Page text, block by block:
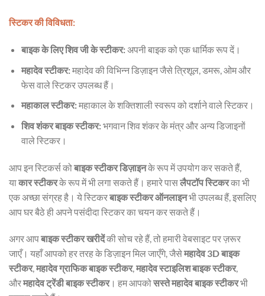
स्टिकर की विविधता:
बाइक के लिए शिव जी के स्टीकर:अपनी बाइक को एक धार्मिक रूप दें।
महादेव स्टीकर:महादेव की विभिन्न डिज़ाइन जैसे त्रिशूल, डमरू, ओम और
फेस वाले स्टिकर उपलब्ध हैं।
महाकाल स्टीकर:महाकाल के शक्तिशाली स्वरूप को दर्शाने वाले स्टिकर।
शिव शंकर बाइक स्टीकर:भगवान शिव शंकर के मंत्र और अन्य डिजाइनों
वाले स्टिकर।
आप इन स्टिकर्स कोबाइक स्टीकर डिज़ाइनके रूप में उपयोग कर सकते हैं,
याकार स्टीकरके रूप में भी लगा सकते हैं। हमारे पासलैपटॉप स्टिकरका भी
एक अच्छा संग्रह है। ये स्टिकरबाइक स्टीकर ऑनलाइनभी उपलब्ध हैं, इसलिए
आप घर बैठे ही अपने पसंदीदा स्टिकर का चयन कर सकते हैं।
अगर आपबाइक स्टीकर खरीदेंकी सोच रहे हैं, तो हमारी वेबसाइट पर ज़रूर
जाएँ। यहाँ आपको हर तरह के डिज़ाइन मिल जाएँगे, जैसेमहादेव 3D बाइक
स्टीकर,महादेव ग्राफिक बाइक स्टीकर,महादेव स्टाइलिश बाइक स्टीकर,
औरमहादेव ट्रेंडी बाइक स्टीकर। हम आपकोसस्ते महादेव बाइक स्टीकरभी